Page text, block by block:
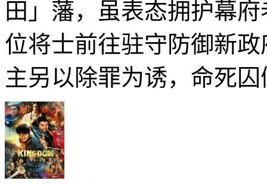
田」藩，虽表态拥护幕
位将士前往驻守防御新
主另以除罪为诱，命死